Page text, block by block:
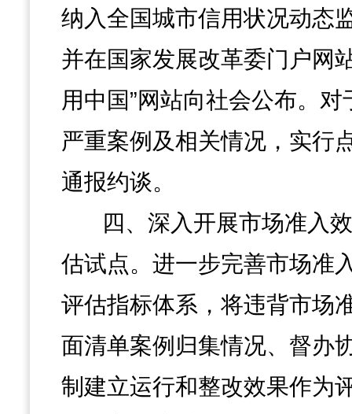
纳入全国城市信用状况动态
并在国家发展改革委门户网
用中国”网站向社会公布。对
严重案例及相关情况，实行
通报约谈。
四、深入开展市场准入
估试点。进一步完善市场准
评估指标体系，将违背市场
面清单案例归集情况、督办
制建立运行和整改效果作为